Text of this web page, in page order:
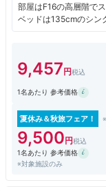
部屋はF16の高層階で
ベッドは135cmのシン
アメニティもひと通り
食事ところは贅沢を言
ない。
9,457
1名あたり 参考価格
夏休み＆秋旅フェア！
9,500
1名あたり 参考価格
※対象施設のみ